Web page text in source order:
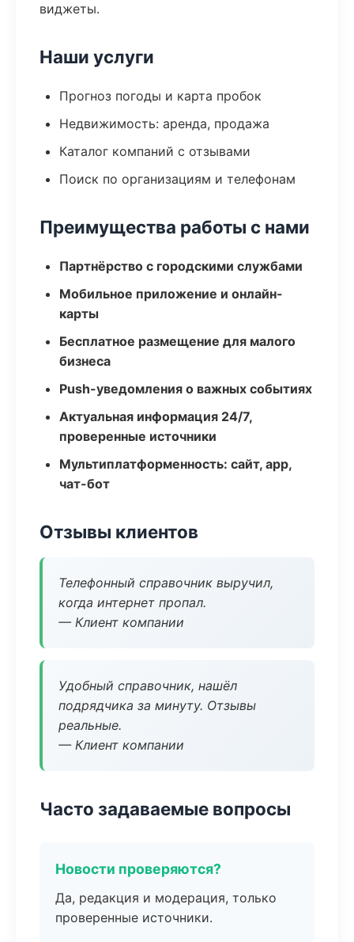
виджеты.
Наши услуги
Прогноз погоды и карта пробок
Недвижимость: аренда, продажа
Каталог компаний с отзывами
Поиск по организациям и телефонам
Преимущества работы с нами
Партнёрство с городскими службами
Мобильное приложение и онлайн-
карты
Бесплатное размещение для малого
бизнеса
Push-уведомления о важных событиях
Актуальная информация 24/7,
проверенные источники
Мультиплатформенность: сайт, app,
чат-бот
Отзывы клиентов
Телефонный справочник выручил,
когда интернет пропал.
— Клиент компании
Удобный справочник, нашёл
подрядчика за минуту. Отзывы
реальные.
— Клиент компании
Часто задаваемые вопросы
Новости проверяются?
Да, редакция и модерация, только
проверенные источники.